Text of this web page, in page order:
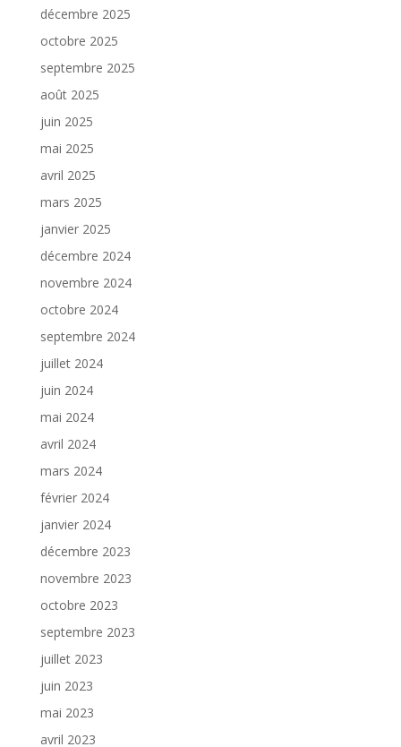
décembre 2025
octobre 2025
septembre 2025
août 2025
juin 2025
mai 2025
avril 2025
mars 2025
janvier 2025
décembre 2024
novembre 2024
octobre 2024
septembre 2024
juillet 2024
juin 2024
mai 2024
avril 2024
mars 2024
février 2024
janvier 2024
décembre 2023
novembre 2023
octobre 2023
septembre 2023
juillet 2023
juin 2023
mai 2023
avril 2023